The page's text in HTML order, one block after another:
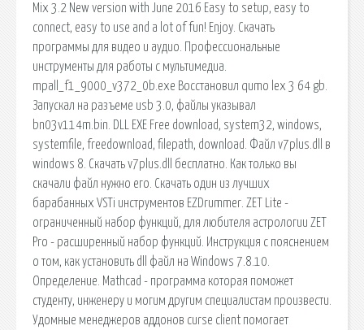
Mix 3.2 New version with June 2016 Easy to setup, easy to
connect, easy to use and a lot of fun! Enjoy. Скачать
программы для видео и аудио. Профессиональные
инструменты для работы с мультимедиа.
mpall_f1_9000_v372_0b.exe Восстановил qumo lex 3 64 gb.
Запускал на разъеме usb 3.0, файлы указывал
bn03v114m.bin. DLL EXE Free download, system32, windows,
systemfile, freedownload, filepath, download. Файл v7plus.dll в
windows 8. Скачать v7plus.dll бесплатно. Как только вы
скачали файл нужно его. Скачать один из лучших
барабанных VSTi инструментов EZDrummer. ZET Lite -
ограниченный набор функций, для любителя астрологии ZET
Pro - расширенный набор функций. Инструкция с пояснением
о том, как установить dll файл на Windows 7.8.10.
Определение. Mathcad - программа которая поможет
студенту, инженеру и могим другим специалистам произвести.
Удомные менеджеров аддонов curse client помогает